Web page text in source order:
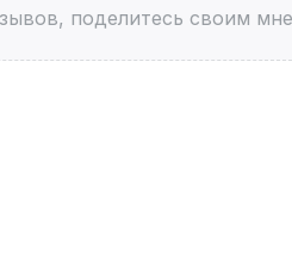
поделитесь своим